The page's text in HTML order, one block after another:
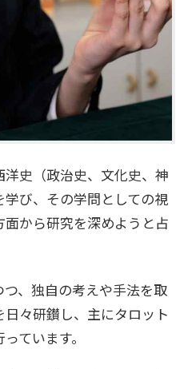
史（政治史、文化史、神
び、その学問としての視
から研究を深めようと占
、独自の考えや手法を取
々研鑚し、主にタロット
ています。